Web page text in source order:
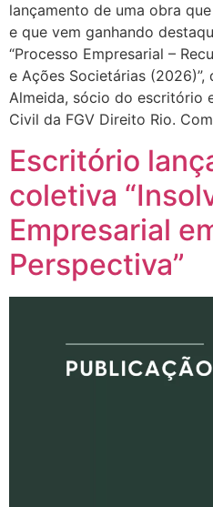
lançamento de uma obra
e que vem ganhando
“Processo Empresarial –
e Ações Societárias (2026)”,
Almeida, sócio do escritório
Civil da FGV Direito Rio.
Escritório
coletiva
Empresarial
Perspectiva”